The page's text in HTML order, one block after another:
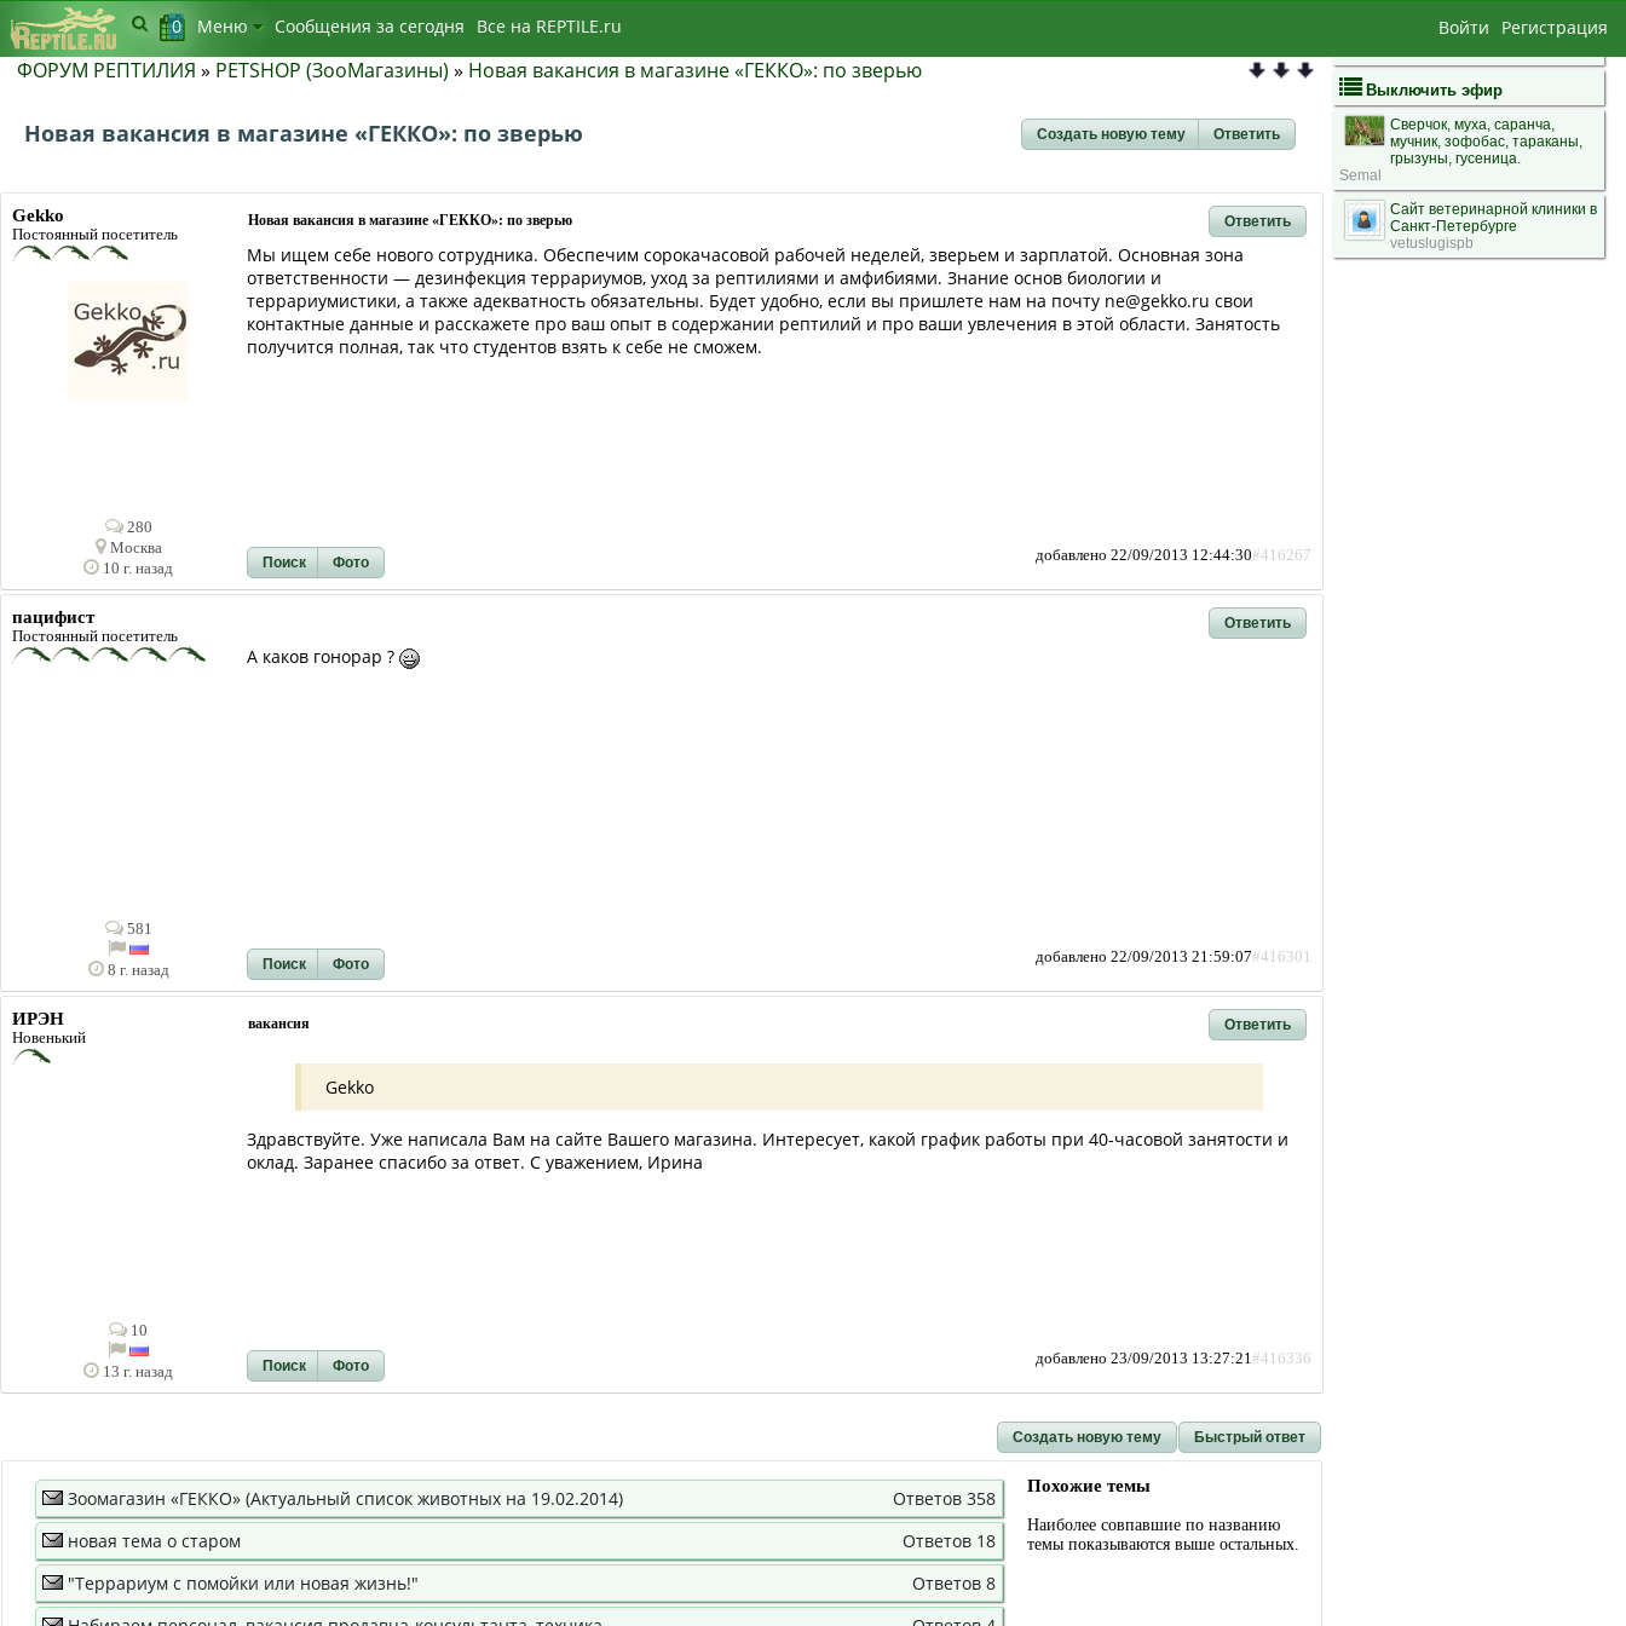
ФОРУМ РЕПТИЛИЯ » PETSHOP (ЗооМагазины) » Новая вакансия в магазине «ГЕККО»: по зверью
Новая вакансия в магазине «ГЕККО»: по зверью Создать новую тему Ответить
Gekko
Постоянный посетитель
280
Москва
10 г. назад
Новая вакансия в магазине «ГЕККО»: по зверью Ответить
Мы ищем себе нового сотрудника. Обеспечим сорокачасовой рабочей неделей, зверьем и зарплатой. Основная зона
ответственности — дезинфекция террариумов, уход за рептилиями и амфибиями. Знание основ биологии и
террариумистики, а также адекватность обязательны. Будет удобно, если вы пришлете нам на почту ne@gekko.ru свои
контактные данные и расскажете про ваш опыт в содержании рептилий и про ваши увлечения в этой области. Занятость
получится полная, так что студентов взять к себе не сможем.
Поиск Фото добавлено 22/09/2013 12:44:30#416267
пацифист
Постоянный посетитель
581
8 г. назад
Ответить
А каков гонорар ?
Поиск Фото добавлено 22/09/2013 21:59:07#416301
ИРЭН
Новенький
10
13 г. назад
вакансия Ответить
Gekko
Здравствуйте. Уже написала Вам на сайте Вашего магазина. Интересует, какой график работы при 40-часовой занятости и
оклад. Заранее спасибо за ответ. С уважением, Ирина
Поиск Фото добавлено 23/09/2013 13:27:21#416336
Создать новую тему Быстрый ответ
Зоомагазин «ГЕККО» (Актуальный список животных на 19.02.2014)
Ответов 358
новая тема о старом
Ответов 18
"Террариум с помойки или новая жизнь!"
Ответов 8
Похожие темы
Наиболее совпавшие по названию
темы показываются выше остальных.
Выключить эфир
Сверчок, муха, саранча,
мучник, зофобас, тараканы,
грызуны, гусеница.
Semal
Сайт ветеринарной клиники в
Санкт-Петербурге
vetuslugispb
0 Меню Сообщения за сегодня Bсе на REPTILE.ru Войти Регистрация